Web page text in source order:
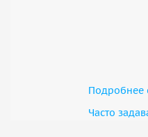
Подробнее
Часто